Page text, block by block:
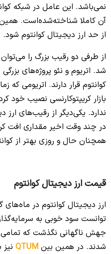
نمی‌باشد. این عامل در شبکه
آن کاملا شناخته‌شده‌است.
از حد ارز دیجیتال کوانتوم شود.
از طرفی دو رقیب بزرگ را
شد. اتریوم و نئو پروژه‌های
کوانتوم قرار دارند. اتریومی
بازار کریپتوکارنسی نصیب
ندارد. یکی‌دیگر از رقیب‌های ارز
در چند وقت اخیر مقداری افت
همچنان حال و روزی بهتر از
قیمت ارز دیجیتال کوانتوم
ارز دیجیتال کوانتوم در
توانست سود خوبی به
جهش ناگهانی نگذشت که تمامی
شدند. در همین بین QTUM